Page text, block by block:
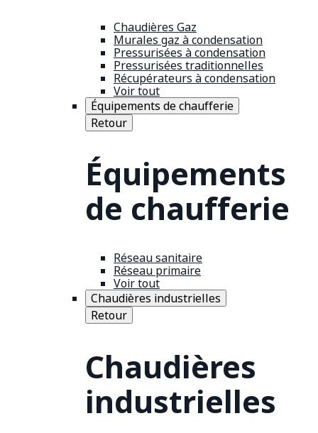
Chaudières Gaz
Murales gaz à condensation
Pressurisées à condensation
Pressurisées traditionnelles
Récupérateurs à condensation
Voir tout
Équipements de chaufferie
Retour
Équipements
de chaufferie
Réseau sanitaire
Réseau primaire
Voir tout
Chaudières industrielles
Retour
Chaudières
industrielles